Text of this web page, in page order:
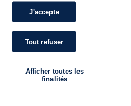
J'accepte
Tout refuser
Afficher toutes les
finalités